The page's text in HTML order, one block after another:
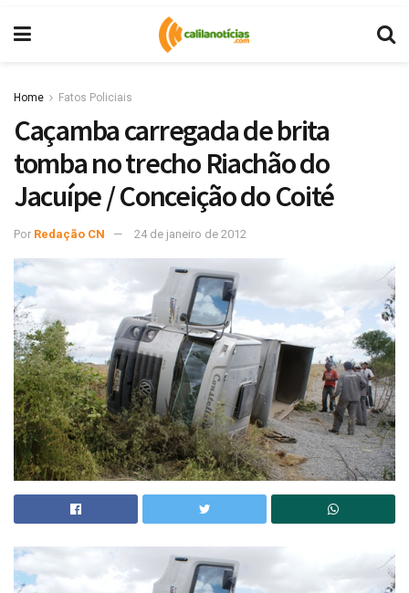
Home Fatos Policiais
Caçamba carregada de brita
tomba no trecho Riachão do
Jacuípe / Conceição do Coité
Por Redação CN 24 de janeiro de 2012